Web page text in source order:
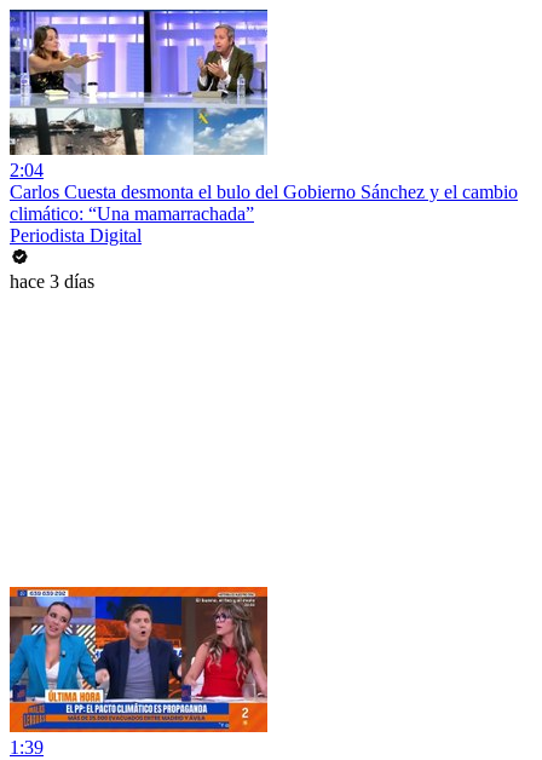
2:04
Carlos Cuesta desmonta el bulo del Gobierno Sánchez y el cambio
climático: “Una mamarrachada”
Periodista Digital
hace 3 días
1:39